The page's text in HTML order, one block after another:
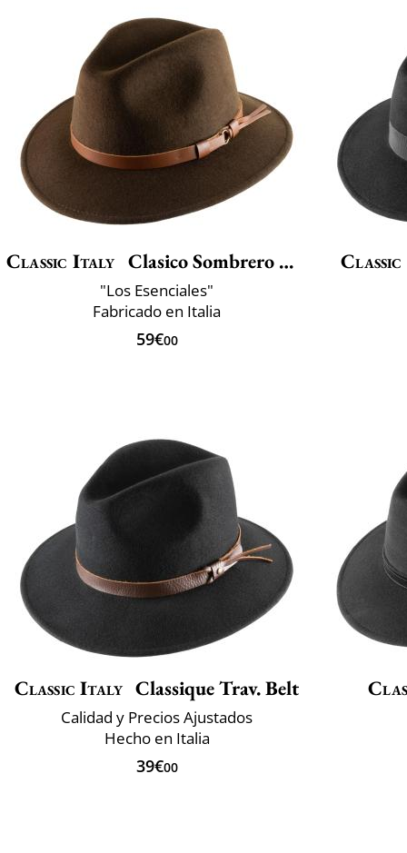
Classic Italy Clasico Sombrero De Viaje
"Los Esenciales"
Fabricado en Italia
59€00
Classic Italy Classique Trav. Belt
Calidad y Precios Ajustados
Hecho en Italia
39€00